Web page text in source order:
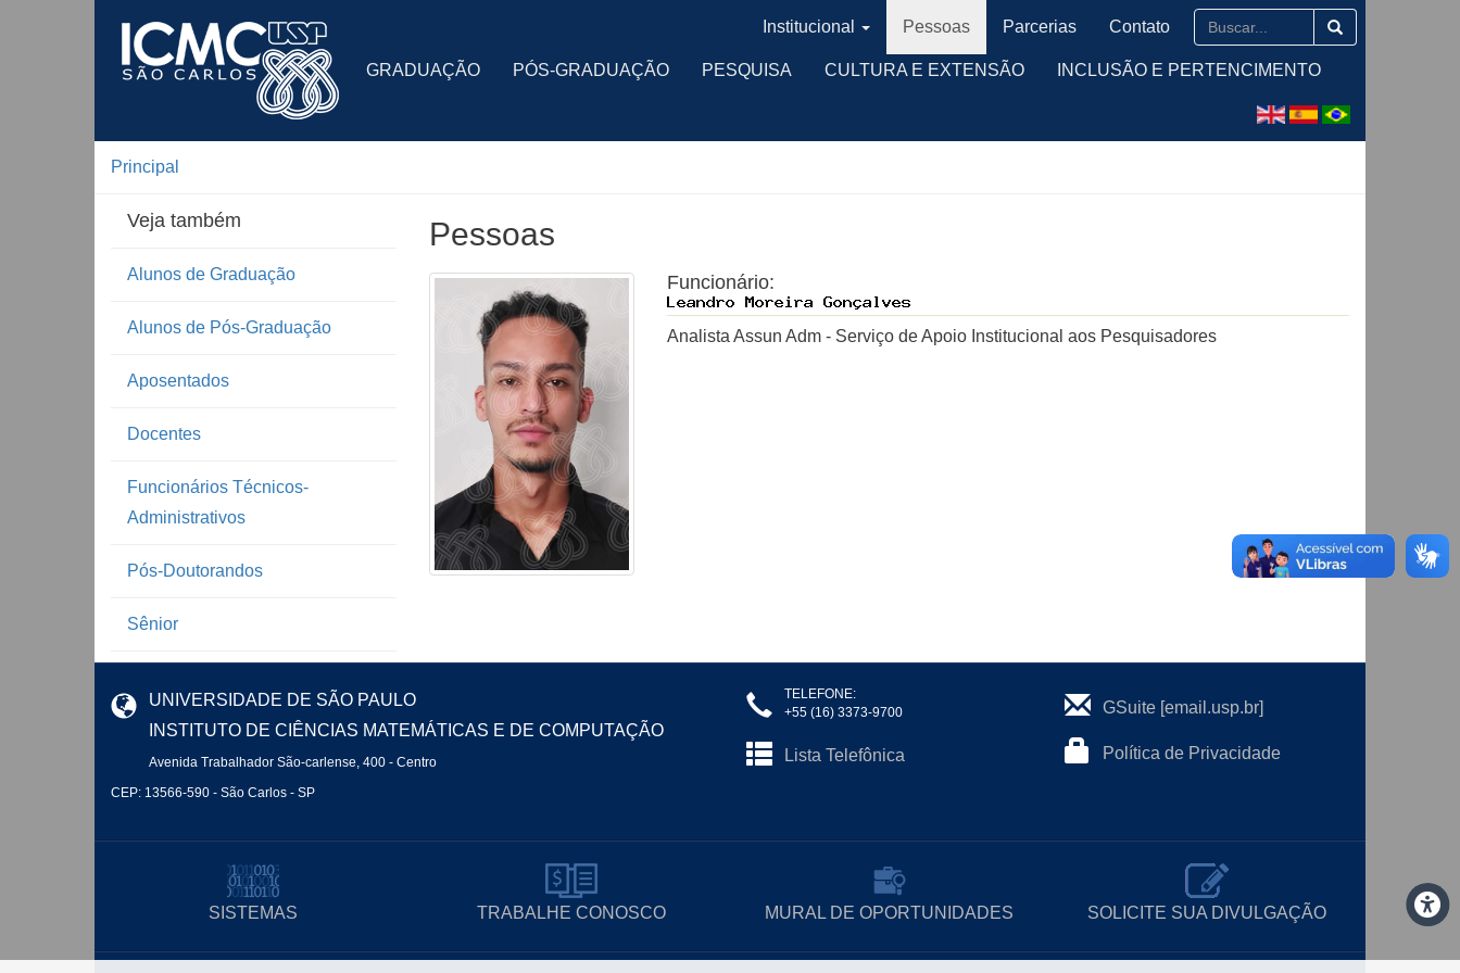
GRADUAÇÃO PÓS-GRADUAÇÃO PESQUISA CULTURA E EXTENSÃO INCLUSÃO E PERTENCIMENTO
Institucional Pessoas Parcerias Contato
Principal
Veja também
Alunos de Graduação
Alunos de Pós-Graduação
Aposentados
Docentes
Funcionários Técnicos-
Administrativos
Pós-Doutorandos
Sênior
Pessoas
Funcionário:
Analista Assun Adm - Serviço de Apoio Institucional aos Pesquisadores
UNIVERSIDADE DE SÃO PAULO
INSTITUTO DE CIÊNCIAS MATEMÁTICAS E DE COMPUTAÇÃO
Avenida Trabalhador São-carlense, 400 - Centro
CEP: 13566-590 - São Carlos - SP
TELEFONE:
+55 (16) 3373-9700
Lista Telefônica
GSuite [email.usp.br]
Política de Privacidade
SISTEMAS TRABALHE CONOSCO MURAL DE OPORTUNIDADES SOLICITE SUA DIVULGAÇÃO